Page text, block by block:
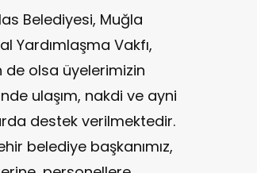
Belediyesi, Muğla
Yardımlaşma Vakfı,
de olsa üyelerimizin
ulaşım, nakdi ve ayni
destek verilmektedir.
belediye başkanımız,